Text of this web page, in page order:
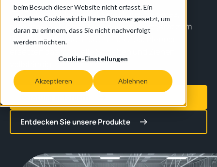
beim Besuch dieser Website nicht erfasst. Ein
einzelnes Cookie wird in Ihrem Browser gesetzt, um
daran zu erinnern, dass Sie nicht nachverfolgt
werden möchten.
Cookie-Einstellungen
Akzeptieren Ablehnen
Ein Elektroschlepper ist ein akkubetriebenes,
mitgängergeführtes Materialtransportgerät zum
Bewegen rollender Lasten. Elektroschlepper
Entdecken Sie unsere Produkte